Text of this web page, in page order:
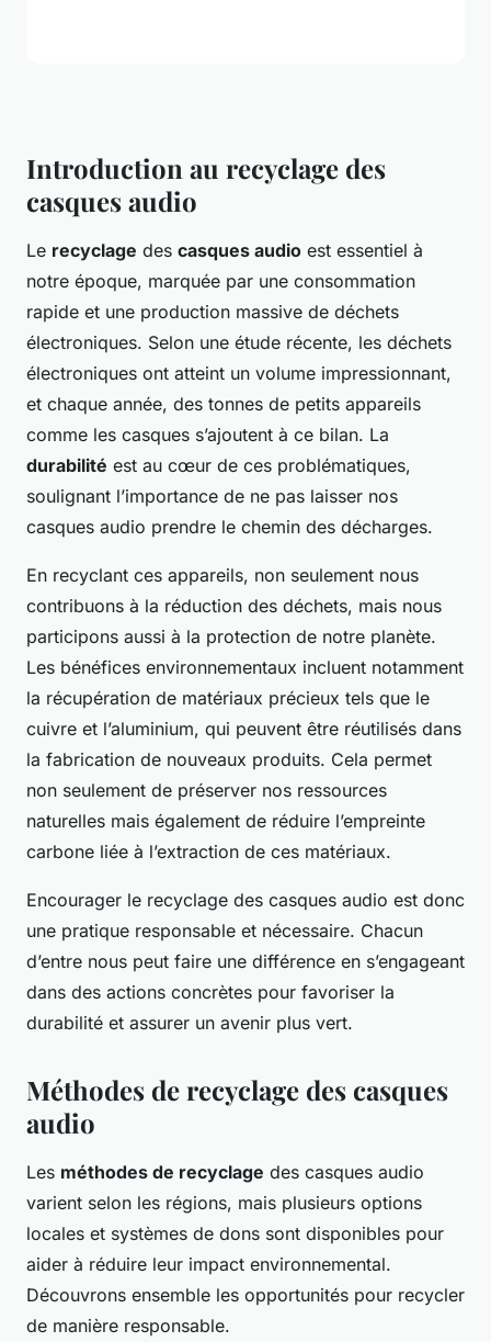
Introduction au recyclage des
casques audio
Le recyclage des casques audio est essentiel à
notre époque, marquée par une consommation
rapide et une production massive de déchets
électroniques. Selon une étude récente, les déchets
électroniques ont atteint un volume impressionnant,
et chaque année, des tonnes de petits appareils
comme les casques s’ajoutent à ce bilan. La
durabilité est au cœur de ces problématiques,
soulignant l’importance de ne pas laisser nos
casques audio prendre le chemin des décharges.
En recyclant ces appareils, non seulement nous
contribuons à la réduction des déchets, mais nous
participons aussi à la protection de notre planète.
Les bénéfices environnementaux incluent notamment
la récupération de matériaux précieux tels que le
cuivre et l’aluminium, qui peuvent être réutilisés dans
la fabrication de nouveaux produits. Cela permet
non seulement de préserver nos ressources
naturelles mais également de réduire l’empreinte
carbone liée à l’extraction de ces matériaux.
Encourager le recyclage des casques audio est donc
une pratique responsable et nécessaire. Chacun
d’entre nous peut faire une différence en s’engageant
dans des actions concrètes pour favoriser la
durabilité et assurer un avenir plus vert.
Méthodes de recyclage des casques
audio
Les méthodes de recyclage des casques audio
varient selon les régions, mais plusieurs options
locales et systèmes de dons sont disponibles pour
aider à réduire leur impact environnemental.
Découvrons ensemble les opportunités pour recycler
de manière responsable.